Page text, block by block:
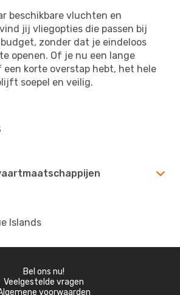
beschikbare vluchten en
jij vliegopties die passen bij
zonder dat je eindeloos
openen. Of je nu een lange
korte overstap hebt, het hele
soepel en veilig.
Islands
Bel ons nu!
Veelgestelde vragen
voorwaarden